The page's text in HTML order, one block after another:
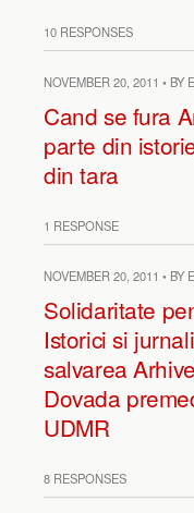
10 RESPONSES
NOVEMBER 20, 2011 • BY
Cand se fura
parte din
din tara
1 RESPONSE
NOVEMBER 20, 2011 • BY
Solidaritate
Istorici si
salvarea
Dovada
UDMR
8 RESPONSES